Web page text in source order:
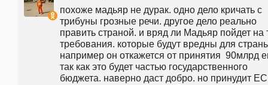
похоже мадьяр не дурак. одно дело кричать с
трибуны грозные речи. другое дело реально
править страной. и вряд ли Мадьяр пойдет на
требования. которые будут вредны для
например он откажется от принятия  90млрд
так как это будет частью государственного
бюджета. наверно даст добро. но принудит ЕС